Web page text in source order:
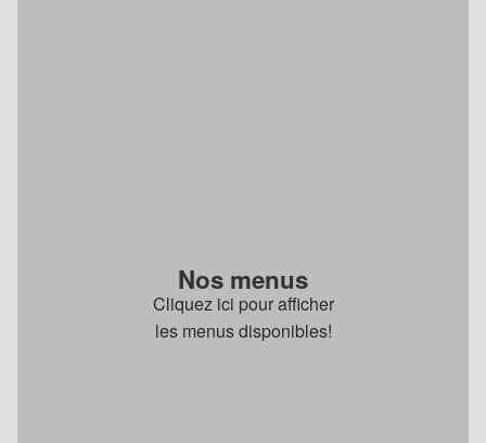
Nos menus
Cliquez ici pour afficher
les menus disponibles!